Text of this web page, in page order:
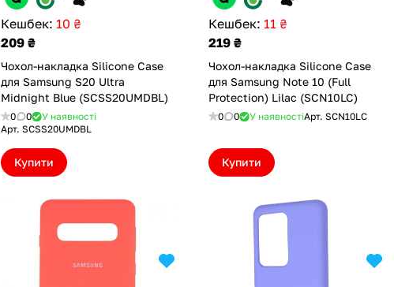
Кешбек: 10 ₴
209 ₴
Чохол-накладка Silicone Case
для Samsung S20 Ultra
Midnight Blue (SCSS20UMDBL)
0 0
У наявності
Арт. SCSS20UMDBL
Купити
Кешбек: 11 ₴
219 ₴
Чохол-накладка Silicone Case
для Samsung Note 10 (Full
Protection) Lilac (SCN10LC)
0 0 У наявностіАрт. SCN10LC
Купити